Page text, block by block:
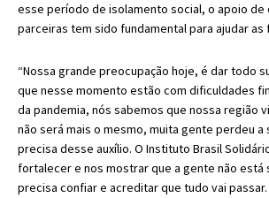
esse período de isolamento social, o apoio de
parceiras tem sido fundamental para ajudar as
“Nossa grande preocupação hoje, é dar todo
que nesse momento estão com dificuldades
da pandemia, nós sabemos que nossa região
não será mais o mesmo, muita gente perdeu a
precisa desse auxílio. O Instituto Brasil
fortalecer e nos mostrar que a gente não está
precisa confiar e acreditar que tudo vai